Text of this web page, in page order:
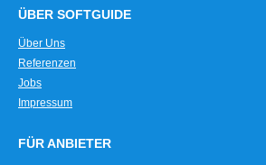
ÜBER SOFTGUIDE
Über Uns
Referenzen
Jobs
Impressum
FÜR ANBIETER